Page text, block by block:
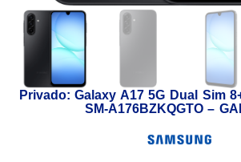
Privado: Galaxy A17 5G Dual Sim
SM-A176BZKQGTO –